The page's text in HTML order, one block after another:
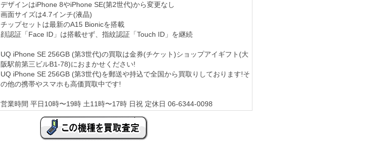
デザインはiPhone 8やiPhone SE(第2世代)から変更なし
画面サイズは4.7インチ(液晶)
チップセットは最新のA15 Bionicを搭載
顔認証「Face ID」は搭載せず、指紋認証「Touch ID」を継続
UQ iPhone SE 256GB (第3世代)の買取は金券(チケット)ショップアイギフト(大
阪駅前第三ビルB1-78)におまかせください!
UQ iPhone SE 256GB (第3世代)を郵送や持込で全国から買取りしております!そ
の他の携帯やスマホも高価買取中です!
営業時間 平日10時〜19時 土11時〜17時 日祝 定休日 06-6344-0098